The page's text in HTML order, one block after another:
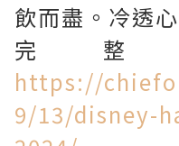
飲而盡。冷透心
完整
https://
9/13/disney-